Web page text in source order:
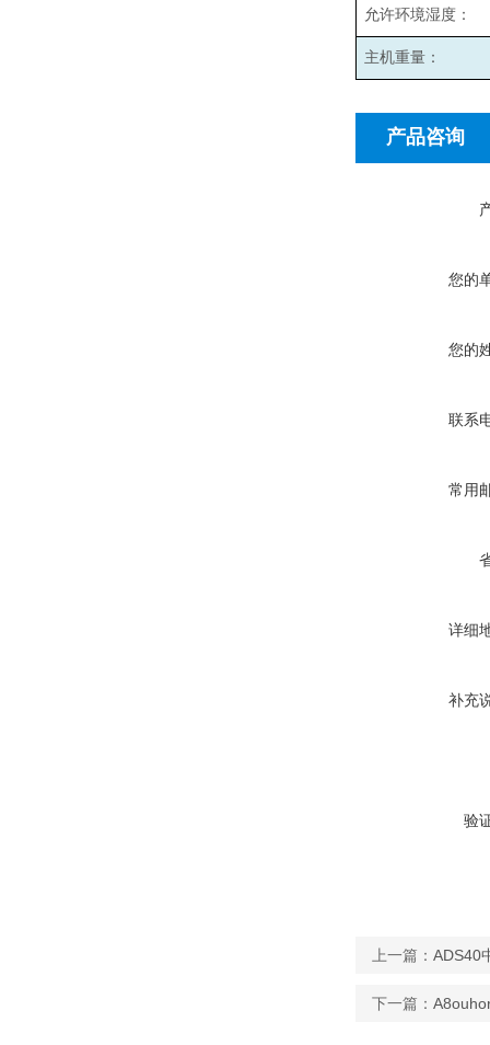
允许环境湿度：
主机重量：
产品咨询
您的
您的
联系
常用
详细
补充
验
上一篇： ADS40
下一篇：